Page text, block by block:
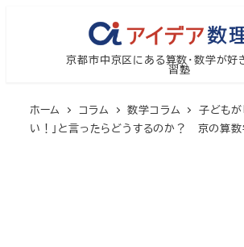
京都市中京区にある算数・数学が好
習塾
ホーム コラム 数学コラム
子どもが
い！」と言ったらどうするのか？ 京の算